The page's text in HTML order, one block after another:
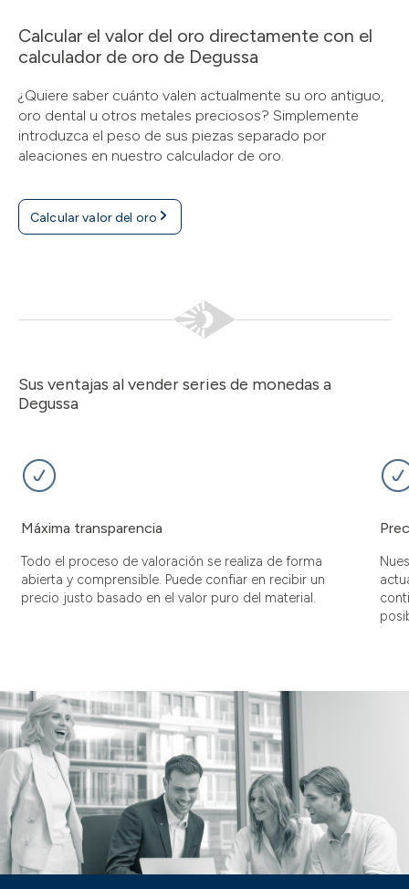
Calcular el valor del oro directamente con el
calculador de oro de Degussa
¿Quiere saber cuánto valen actualmente su oro antiguo,
oro dental u otros metales preciosos? Simplemente
introduzca el peso de sus piezas separado por
aleaciones en nuestro calculador de oro.
Calcular valor del oro
Sus ventajas al vender series de monedas a
Degussa
Máxima transparencia
Todo el proceso de valoración se realiza de forma
abierta y comprensible. Puede confiar en recibir un
precio justo basado en el valor puro del material.